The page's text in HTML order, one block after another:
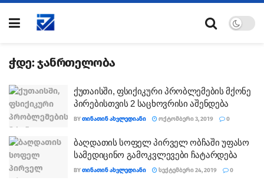
ჭდე:ჯანრთელობა
ქუთაისში, ფსიქიკური პრობლემების მქონე
პირებისთვის 2 საცხოვრისი აშენდება
BYᲗᲘᲜᲐᲗᲘᲜ ᲐᲮᲕᲚᲔᲓᲘᲐᲜᲘ ᲝᲥᲢᲝᲛᲑᲔᲠᲘ 3, 2019 0
ბაღდათის სოფელ პირველ ობჩაში უფასო
სამედიცინო გამოკვლევები ჩატარდება
BYᲗᲘᲜᲐᲗᲘᲜ ᲐᲮᲕᲚᲔᲓᲘᲐᲜᲘ ᲡᲔᲥᲢᲔᲛᲑᲔᲠᲘ 24, 2019 0